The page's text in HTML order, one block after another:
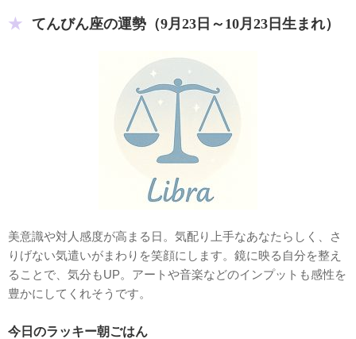
てんびん座の運勢（9月23日～10月23日生まれ）
美意識や対人感度が高まる日。気配り上手なあなたらしく、さ
りげない気遣いがまわりを笑顔にします。鏡に映る自分を整え
ることで、気分もUP。アートや音楽などのインプットも感性を
豊かにしてくれそうです。
今日のラッキー朝ごはん